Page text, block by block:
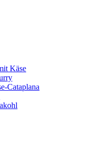
Käse
Cataplana